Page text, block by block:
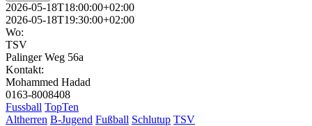
2026-05-18T18:00:00+02:00
2026-05-18T19:30:00+02:00
Wo:
TSV
Palinger Weg 56a
Kontakt:
Mohammed Hadad
0163-8008408
Fussball TopTen
Altherren B-Jugend Fußball Schlutup TSV